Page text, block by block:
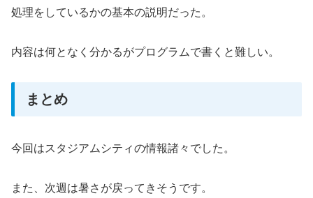
処理をしているかの基本の説明だった。
内容は何となく分かるがプログラムで書くと難しい。
まとめ
今回はスタジアムシティの情報諸々でした。
また、次週は暑さが戻ってきそうです。